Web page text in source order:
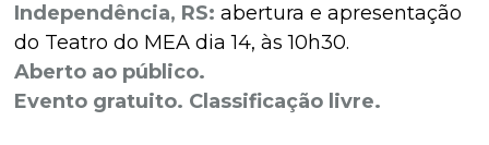
Independência, RS: abertura e apresentação
do Teatro do MEA dia 14, às 10h30.
Aberto ao público.
Evento gratuito. Classificação livre.